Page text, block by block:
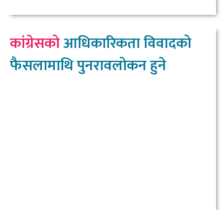
कांग्रेसकोआधिकारिकता विवादको
फैसलामाथि पुनरावलोकन हुने